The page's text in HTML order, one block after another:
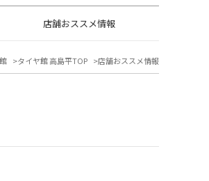
店舗おススメ情報
タイヤ館 高島平TOP 店舗おススメ情報